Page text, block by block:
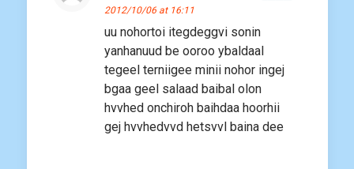
2012/10/06 at 16:11
uu nohortoi itegdeggvi sonin
yanhanuud be ooroo ybaldaal
tegeel terniigee minii nohor ingej
bgaa geel salaad baibal olon
hvvhed onchiroh baihdaa hoorhii
gej hvvhedvvd hetsvvl baina dee